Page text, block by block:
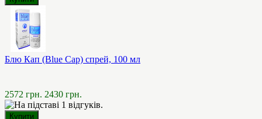
Блю Кап (Blue Cap) спрей, 100 мл
2572 грн. 2430 грн.